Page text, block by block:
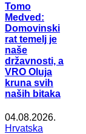
Tomo
Medved:
Domovinski
rat temelj je
naše
državnosti, a
VRO Oluja
kruna svih
naših bitaka
04.08.2026.
Hrvatska